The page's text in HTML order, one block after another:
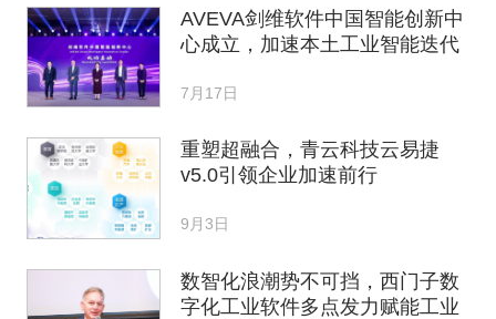
AVEVA剑维软件中国智能创新中
心成立，加速本土工业智能迭代
7月17日
重塑超融合，青云科技云易捷
v5.0引领企业加速前行
9月3日
数智化浪潮势不可挡，西门子数
字化工业软件多点发力赋能工业